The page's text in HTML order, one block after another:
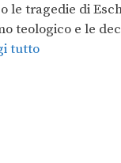
le tragedie di
teologico e le
tutto